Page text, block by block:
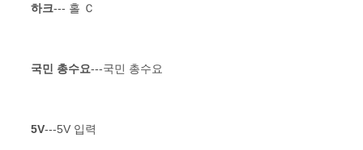
하크--- 홀 Ｃ
국민 총수요---국민 총수요
5V---5V 입력